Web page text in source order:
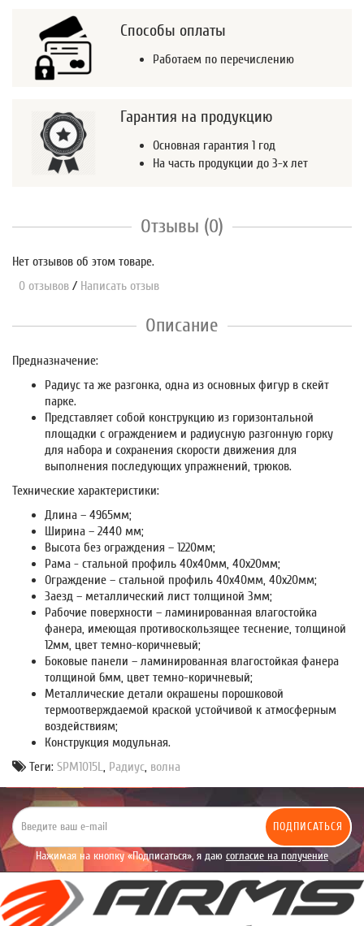
Способы оплаты
Работаем по перечислению
Гарантия на продукцию
Основная гарантия 1 год
На часть продукции до 3-х лет
Отзывы (0)
Нет отзывов об этом товаре.
0 отзывов / Написать отзыв
Описание
Предназначение:
Радиус та же разгонка, одна из основных фигур в скейт
парке.
Представляет собой конструкцию из горизонтальной
площадки с ограждением и радиусную разгонную горку
для набора и сохранения скорости движения для
выполнения последующих упражнений, трюков.
Технические характеристики:
Длина – 4965мм;
Ширина – 2440 мм;
Высота без ограждения – 1220мм;
Рама - стальной профиль 40х40мм, 40х20мм;
Ограждение – стальной профиль 40х40мм, 40х20мм;
Заезд – металлический лист толщиной 3мм;
Рабочие поверхности – ламинированная влагостойка
фанера, имеющая противоскользящее теснение, толщиной
12мм, цвет темно-коричневый;
Боковые панели – ламинированная влагостойкая фанера
толщиной 6мм, цвет темно-коричневый;
Металлические детали окрашены порошковой
термоотверждаемой краской устойчивой к атмосферным
воздействиям;
Конструкция модульная.
Теги: SPM1015L, Радиус, волна
ПОДПИСАТЬСЯ
Нажимая на кнопку «Подписаться», я даю согласие на получение
уведомлений рекламного характера.